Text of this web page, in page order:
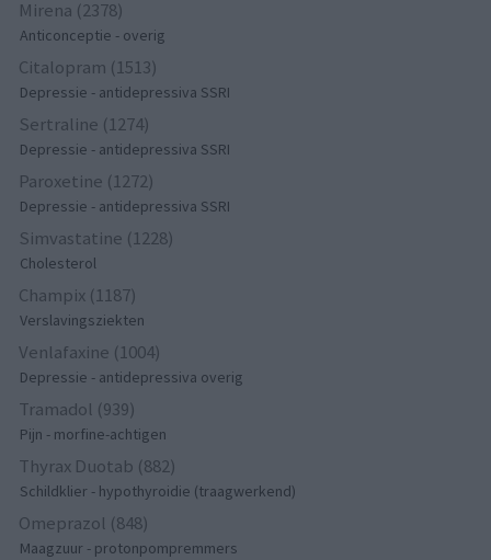
Mirena (2378)
Anticonceptie - overig
Citalopram (1513)
Depressie - antidepressiva SSRI
Sertraline (1274)
Depressie - antidepressiva SSRI
Paroxetine (1272)
Depressie - antidepressiva SSRI
Simvastatine (1228)
Cholesterol
Champix (1187)
Verslavingsziekten
Venlafaxine (1004)
Depressie - antidepressiva overig
Tramadol (939)
Pijn - morfine-achtigen
Thyrax Duotab (882)
Schildklier - hypothyroidie (traagwerkend)
Omeprazol (848)
Maagzuur - protonpompremmers